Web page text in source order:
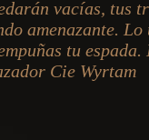
vacías, tus
amenazante.
tu
Cie Wyrtam